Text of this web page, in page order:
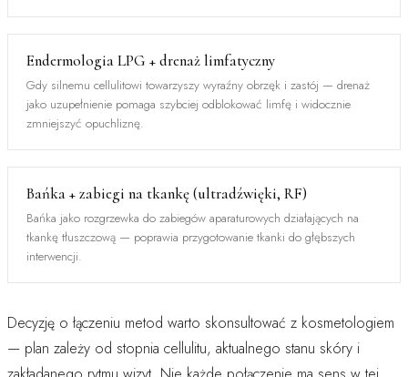
Endermologia LPG + drenaż limfatyczny
Gdy silnemu cellulitowi towarzyszy wyraźny obrzęk i zastój — drenaż
jako uzupełnienie pomaga szybciej odblokować limfę i widocznie
zmniejszyć opuchliznę.
Bańka + zabiegi na tkankę (ultradźwięki, RF)
Bańka jako rozgrzewka do zabiegów aparaturowych działających na
tkankę tłuszczową — poprawia przygotowanie tkanki do głębszych
interwencji.
Decyzję o łączeniu metod warto skonsultować z kosmetologiem
— plan zależy od stopnia cellulitu, aktualnego stanu skóry i